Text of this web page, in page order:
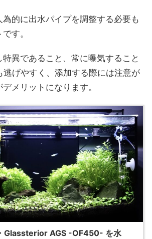
的に出水パイプを調整する必要も
す。
異であること、常に曝気すること
逃げやすく、添加する際には注意が
メリットになります。
Glassterior AGS -OF450- を水